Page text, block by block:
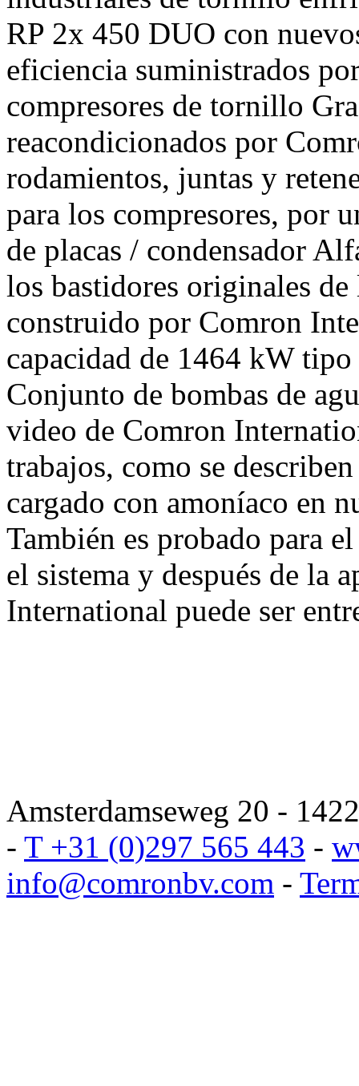
RP 2x 450 DUO con
eficiencia suministrados
compresores de tornillo
reacondicionados por
rodamientos, juntas y
para los compresores, por
de placas / condensador
los bastidores originales
construido por Comron
capacidad de 1464 kW
Conjunto de bombas de
video de Comron
trabajos, como se
cargado con amoníaco en
También es probado para
el sistema y después de la
International puede ser
Amsterdamseweg 20 -
- T +31 (0)297 565 443 -
info@comronbv.com -